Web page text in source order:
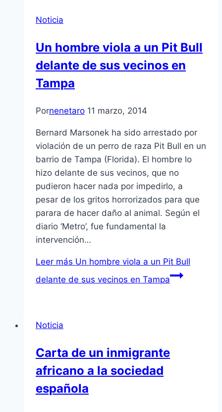
Noticia
Un hombre viola a un Pit Bull
delante de sus vecinos en
Tampa
Pornenetaro 11 marzo, 2014
Bernard Marsonek ha sido arrestado por
violación de un perro de raza Pit Bull en un
barrio de Tampa (Florida). El hombre lo
hizo delante de sus vecinos, que no
pudieron hacer nada por impedirlo, a
pesar de los gritos horrorizados para que
parara de hacer daño al animal. Según el
diario ‘Metro’, fue fundamental la
intervención…
Leer más Un hombre viola a un Pit Bull
delante de sus vecinos en Tampa
Noticia
Carta de un inmigrante
africano a la sociedad
española